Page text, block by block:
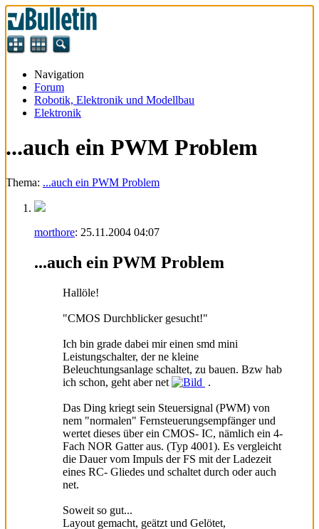
Navigation
Forum
Robotik, Elektronik und Modellbau
Elektronik
...auch ein PWM Problem
Thema: ...auch ein PWM Problem
morthore: 25.11.2004 04:07
...auch ein PWM Problem
Hallöle!
"CMOS Durchblicker gesucht!"
Ich bin grade dabei mir einen smd mini
Leistungschalter, der ne kleine
Beleuchtungsanlage schaltet, zu bauen. Bzw hab
ich schon, geht aber net
.
Das Ding kriegt sein Steuersignal (PWM) von
nem "normalen" Fernsteuerungsempfänger und
wertet dieses über ein CMOS- IC, nämlich ein 4-
Fach NOR Gatter aus. (Typ 4001). Es vergleicht
die Dauer vom Impuls der FS mit der Ladezeit
eines RC- Gliedes und schaltet durch oder auch
net.
Soweit so gut...
Layout gemacht, geätzt und Gelötet,